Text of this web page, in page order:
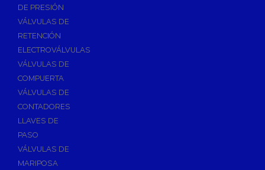
DE PRESIÓN
VÁLVULAS DE
RETENCIÓN
ELECTROVÁLVULAS
VÁLVULAS DE
COMPUERTA
VÁLVULAS DE
CONTADORES
LLAVES DE
PASO
VÁLVULAS DE
MARIPOSA